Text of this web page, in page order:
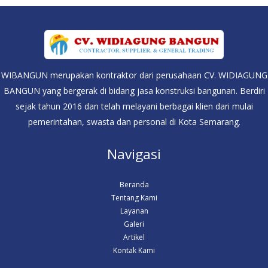
WIBANGUN merupakan kontraktor dari perusahaan CV. WIDIAGUNG
BANGUN yang bergerak di bidang jasa konstruksi bangunan. Berdiri
sejak tahun 2016 dan telah melayani berbagai klien dari mulai
pemerintahan, swasta dan personal di Kota Semarang.
Navigasi
Beranda
Tentang Kami
Layanan
Galeri
Artikel
Kontak Kami